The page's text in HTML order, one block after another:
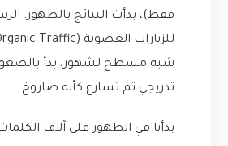
فقط)، بدأت النتائج بالظهور.
شبه مسطح لشهور، بدأ
تدريجي ثم تسارع كأنه صاروخ.
بدأنا في الظهور على آلاف